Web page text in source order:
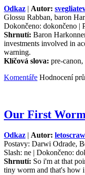
Odkaz | Autor:
Glossu Rabban, baron
Dokončeno: dokončeno |
Shrnutí: Baron
investments involved in
warning.
Klíčová slova: pre-canon,
Komentáře Hodnocení
Our First
Odkaz | Autor:
Postavy: Darwi Odrade,
Slash: ne | Dokončeno:
Shrnutí: So i'm at that
tiny worm and that's how